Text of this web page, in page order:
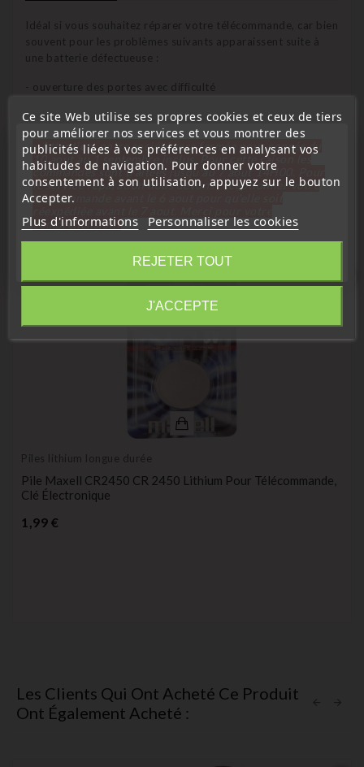
Idéal si vous souhaitez réparer votre télécommande, car bien
souvent pour les problèmes suivants apparaissent suite à
une batterie défectueuse :
- ouverture des portes avec difficulté
- les portes ne s'ouvrent plus a distance
16 D'autres Produits De La Même
Catégorie :
Piles lithium longue durée
Pile Maxell CR2450 CR 2450 Lithium Pour Télécommande,
Clé Électronique
1,99 €
favorite_border
Les Clients Qui Ont Acheté Ce Produit
Ont Également Acheté :
Ce site Web utilise ses propres cookies et ceux de tiers
pour améliorer nos services et vous montrer des
publicités liées à vos préférences en analysant vos
habitudes de navigation. Pour donner votre
consentement à son utilisation, appuyez sur le bouton
Accepter.
Plus d'informations Personnaliser les cookies
REJETER TOUT
J'ACCEPTE
« Attention, notre société sera fermée pour congés du
10 aout au 1 septembre inclus. Pour cette raison les
commandes sont traitées jusqu'au 7 aout 14H00. Pour
le service réparation nous devons réceptionner votre
télécommande avant le 6 aout pour qu'elle soit
compréhension»
Fermer
Information